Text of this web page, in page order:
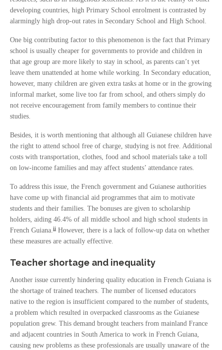
developing countries, high Primary School enrolment is contrasted by
alarmingly high drop-out rates in Secondary School and High School.
One big contributing factor to this phenomenon is the fact that Primary
school is usually cheaper for governments to provide and children in
that age group are more likely to stay in school, as parents can’t yet
leave them unattended at home while working. In Secondary education,
however, many children are given extra tasks at home or in the growing
informal market, some live too far from school, and others simply do
not receive encouragement from family members to continue their
studies.
Besides, it is worth mentioning that although all Guianese children have
the right to attend school free of charge, studying is not free. Additional
costs with transportation, clothes, food and school materials take a toll
on low-income families and may affect students’ attendance rates.
To address this issue, the French government and Guianese authorities
have come up with financial aid programmes that aim to motivate
students and their families. The bonuses are given to scholarship
holders, aiding 46.4% of all middle school and high school students in
French Guiana.ii However, there is a lack of follow-up data on whether
these measures are actually effective.
Teacher shortage and inequality
Another issue currently hindering quality education in French Guiana is
the shortage of trained teachers. The number of licensed educators
native to the region is insufficient compared to the number of students,
a problem which resulted in overpacked classrooms as the Guianese
population grew. This demand brought teachers from mainland France
and adjacent countries in South America to work in French Guiana,
causing new problems as these professionals are usually unaware of the